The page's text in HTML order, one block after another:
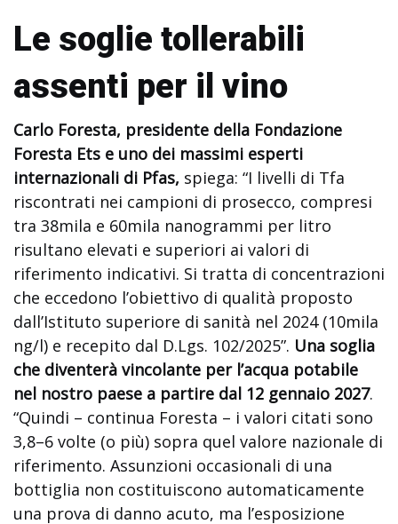
Le soglie tollerabili
assenti per il vino
Carlo Foresta, presidente della Fondazione
Foresta Ets e uno dei massimi esperti
internazionali di Pfas, spiega: “I livelli di Tfa
riscontrati nei campioni di prosecco, compresi
tra 38mila e 60mila nanogrammi per litro
risultano elevati e superiori ai valori di
riferimento indicativi. Si tratta di concentrazioni
che eccedono l’obiettivo di qualità proposto
dall’Istituto superiore di sanità nel 2024 (10mila
ng/l) e recepito dal D.Lgs. 102/2025”. Una soglia
che diventerà vincolante per l’acqua potabile
nel nostro paese a partire dal 12 gennaio 2027.
“Quindi – continua Foresta – i valori citati sono
3,8–6 volte (o più) sopra quel valore nazionale di
riferimento. Assunzioni occasionali di una
bottiglia non costituiscono automaticamente
una prova di danno acuto, ma l’esposizione